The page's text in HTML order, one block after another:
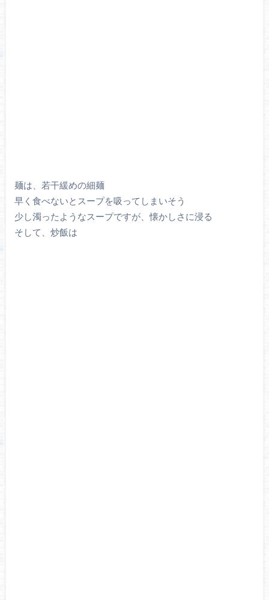
麺は、若干緩めの細麺
早く食べないとスープを吸ってしまいそう
少し濁ったようなスープですが、懐かしさに浸る
そして、炒飯は